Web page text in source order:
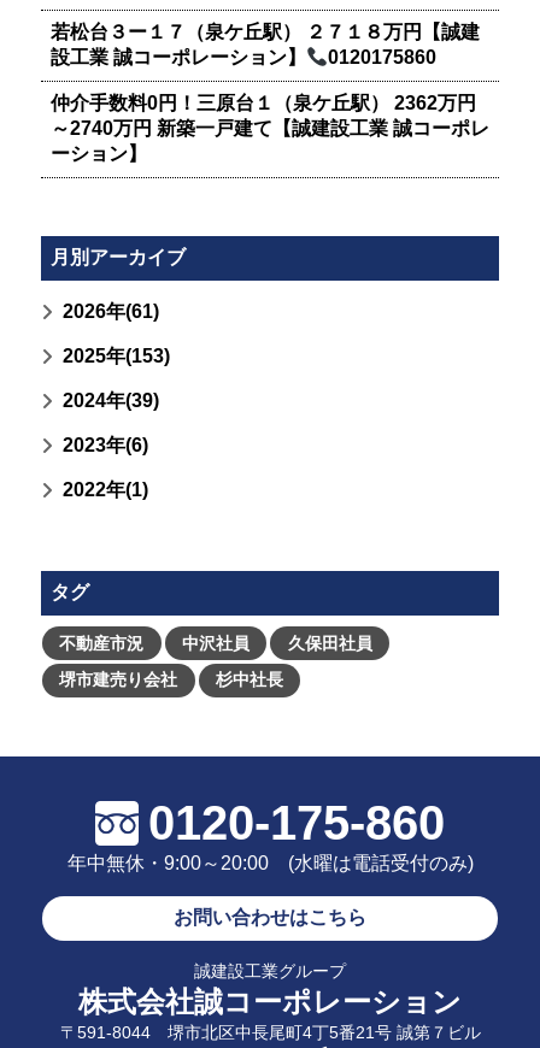
若松台３ー１７（泉ケ丘駅） ２７１８万円【誠建
設工業 誠コーポレーション】
0120175860
仲介手数料0円！三原台１（泉ケ丘駅） 2362万円
～2740万円 新築一戸建て【誠建設工業 誠コーポレ
ーション】
月別アーカイブ
2026年(61)
2025年(153)
2024年(39)
2023年(6)
2022年(1)
タグ
不動産市況 中沢社員
久保田社員
堺市建売り会社
杉中社長
誠建設工業グループ
株式会社誠コーポレーション
〒591-8044 堺市北区中長尾町4丁5番21号 誠第７ビル
0120-175-860
年中無休・9:00～20:00 (水曜は電話受付のみ)
お問い合わせはこちら